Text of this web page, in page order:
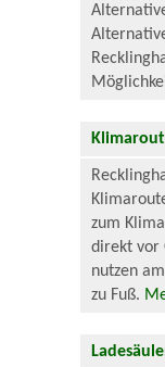
zum
direkt vor
nutzen
zu Fuß.